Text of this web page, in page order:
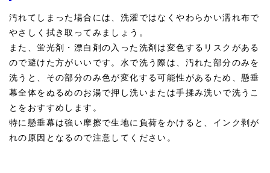
汚れてしまった場合には、洗濯ではなくやわらかい濡れ布で
やさしく拭き取ってみましょう。
また、蛍光剤・漂白剤の入った洗剤は変色するリスクがある
ので避けた方がいいです。水で洗う際は、汚れた部分のみを
洗うと、その部分のみ色が変化する可能性があるため、懸垂
幕全体をぬるめのお湯で押し洗いまたは手揉み洗いで洗うこ
とをおすすめします。
特に懸垂幕は強い摩擦で生地に負荷をかけると、インク剥が
れの原因となるので注意してください。